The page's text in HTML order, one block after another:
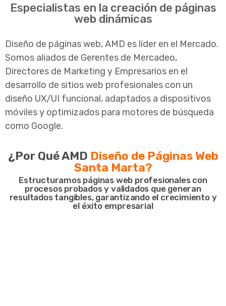
Especialistas en la creación de páginas
web dinámicas
Diseño de páginas web, AMD es líder en el Mercado.
Somos aliados de Gerentes de Mercadeo,
Directores de Marketing y Empresarios en el
desarrollo de sitios web profesionales con un
diseño UX/UI funcional, adaptados a dispositivos
móviles y optimizados para motores de búsqueda
como Google.
¿Por Qué AMD Diseño de Páginas Web
Santa Marta?
Estructuramos páginas web profesionales con
procesos probados y validados que generan
resultados tangibles, garantizando el crecimiento y
el éxito empresarial